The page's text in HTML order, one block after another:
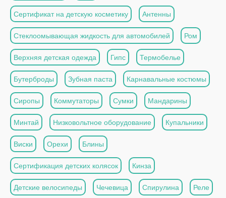
Сертификат на детскую косметику Антенны
Стеклоомывающая жидкость для автомобилей Ром
Верхняя детская одежда Гипс Термобелье
Бутерброды Зубная паста Карнавальные костюмы
Сиропы Коммутаторы Сумки Мандарины
Минтай Низковольтное оборудование Купальники
Виски Орехи Блины
Сертификация детских колясок Кинза
Детские велосипеды Чечевица Спирулина Реле